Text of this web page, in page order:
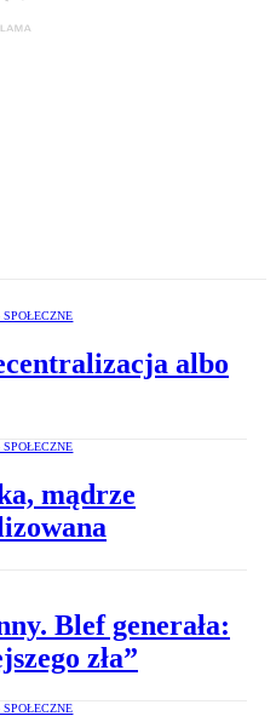
albo
mądrze
Blef generała:
zła”